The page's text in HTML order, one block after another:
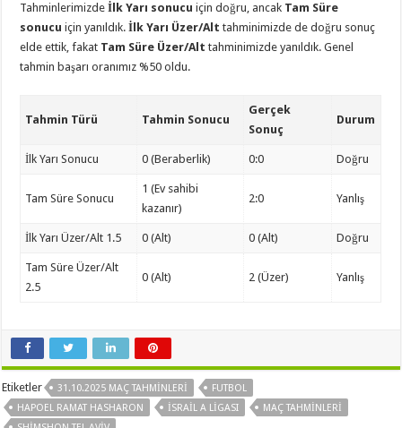
Tahminlerimizdeİlk Yarı sonucu için doğru, ancak Tam Süre
sonucu için yanıldık.İlk Yarı Üzer/Alt tahminimizde de doğru sonuç
elde ettik, fakat Tam Süre Üzer/Alt tahminimizde yanıldık. Genel
tahmin başarı oranımız %50 oldu.
Tahmin Türü Tahmin Sonucu
Gerçek
Sonuç
Durum
İlk Yarı Sonucu 0 (Beraberlik) 0:0 Doğru
Tam Süre Sonucu
1 (Ev sahibi
kazanır)
2:0 Yanlış
İlk Yarı Üzer/Alt 1.5 0 (Alt) 0 (Alt) Doğru
Tam Süre Üzer/Alt
2.5
0 (Alt) 2 (Üzer) Yanlış
Etiketler 31.10.2025 MAÇ TAHMINLERI
FUTBOL
HAPOEL RAMAT HASHARON
İSRAIL A LIGASI
MAÇ TAHMINLERI